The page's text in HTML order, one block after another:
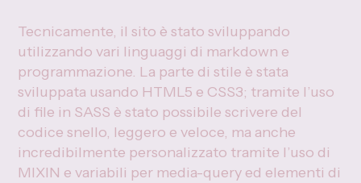
Tecnicamente, il sito è stato sviluppando
utilizzando vari linguaggi di markdown e
programmazione. La parte di stile è stata
sviluppata usando HTML5 e CSS3; tramite l’uso
di file in SASS è stato possibile scrivere del
codice snello, leggero e veloce, ma anche
incredibilmente personalizzato tramite l’uso di
MIXIN e variabili per media-query ed elementi di